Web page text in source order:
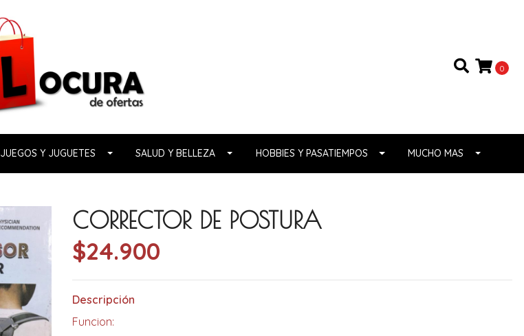
0
JUEGOS Y JUGUETES SALUD Y BELLEZA HOBBIES Y PASATIEMPOS MUCHO MAS
CORRECTOR DE POSTURA
$24.900
Descripción
Funcion: